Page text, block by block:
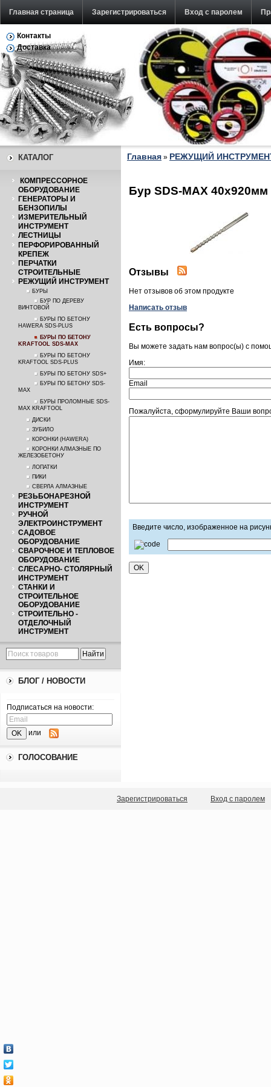
Главная страница Зарегистрироваться Вход с паролем
Обратная связь
Контакты
Доставка
КАТАЛОГ
КОМПРЕССОРНОЕ
ОБОРУДОВАНИЕ
ГЕНЕРАТОРЫ И
БЕНЗОПИЛЫ
ИЗМЕРИТЕЛЬНЫЙ
ИНСТРУМЕНТ
ЛЕСТНИЦЫ
ПЕРФОРИРОВАННЫЙ
КРЕПЕЖ
ПЕРЧАТКИ
СТРОИТЕЛЬНЫЕ
РЕЖУЩИЙ ИНСТРУМЕНТ
БУРЫ
БУР ПО ДЕРЕВУ
ВИНТОВОЙ
БУРЫ ПО БЕТОНУ
HAWERA SDS-PLUS
БУРЫ ПО БЕТОНУ
KRAFTOOL SDS-MAX
БУРЫ ПО БЕТОНУ
KRAFTOOL SDS-PLUS
БУРЫ ПО БЕТОНУ SDS+
БУРЫ ПО БЕТОНУ SDS-
MAX
БУРЫ ПРОЛОМНЫЕ SDS-
MAX KRAFTOOL
ДИСКИ
ЗУБИЛО
КОРОНКИ (HAWERA)
КОРОНКИ АЛМАЗНЫЕ ПО
ЖЕЛЕЗОБЕТОНУ
ЛОПАТКИ
ПИКИ
СВЕРЛА АЛМАЗНЫЕ
РЕЗЬБОНАРЕЗНОЙ
ИНСТРУМЕНТ
РУЧНОЙ
ЭЛЕКТРОИНСТРУМЕНТ
САДОВОЕ
ОБОРУДОВАНИЕ
СВАРОЧНОЕ И ТЕПЛОВОЕ
ОБОРУДОВАНИЕ
СЛЕСАРНО- СТОЛЯРНЫЙ
ИНСТРУМЕНТ
СТАНКИ И
СТРОИТЕЛЬНОЕ
ОБОРУДОВАНИЕ
СТРОИТЕЛЬНО -
ОТДЕЛОЧНЫЙ
ИНСТРУМЕНТ
БЛОГ / НОВОСТИ
Подписаться на новости:
или
ГОЛОСОВАНИЕ
Главная » РЕЖУЩИЙ
Бур SDS-MAX 40х920мм
Отзывы
Нет отзывов об этом продукте
Написать отзыв
Есть вопросы?
Вы можете задать нам вопрос(ы) с
Имя:
Email
Пожалуйста, сформулируйте Ваши
Введите число, изображенное на
Зарегистрироваться Вход с паролем